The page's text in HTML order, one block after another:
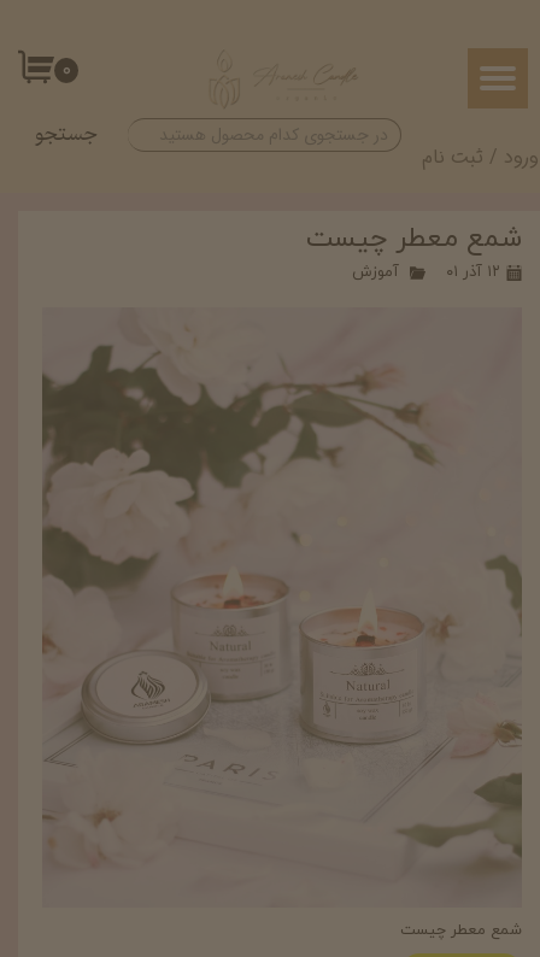
۰
ورود / ثبت نام
حساب کاربری من
تغییر گذر واژه
جستجو
شمع معطر چیست
۱۲ آذر ۰۱ آموزش
شمع معطر چیست